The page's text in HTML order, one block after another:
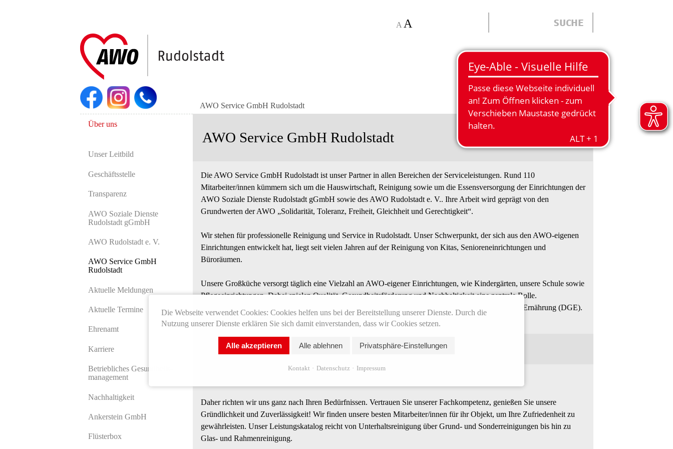
A A
ÜBER UNS
AWO Service GmbH Rudolstadt Kontakt
AWO Service GmbH Rudolstadt
Die AWO Service GmbH Rudolstadt ist unser Partner in allen Bereichen der Serviceleistungen. Rund 110
Mitarbeiter/innen kümmern sich um die Hauswirtschaft, Reinigung sowie um die Essensversorgung der Einrichtungen der
AWO Soziale Dienste Rudolstadt gGmbH sowie des AWO Rudolstadt e. V.. Ihre Arbeit wird geprägt von den
Grundwerten der AWO „Solidarität, Toleranz, Freiheit, Gleichheit und Gerechtigkeit“.
Wir stehen für professionelle Reinigung und Service in Rudolstadt. Unser Schwerpunkt, der sich aus den AWO-eigenen
Einrichtungen entwickelt hat, liegt seit vielen Jahren auf der Reinigung von Kitas, Senioreneinrichtungen und
Büroräumen.
Unsere Großküche versorgt täglich eine Vielzahl an AWO-eigener Einrichtungen, wie Kindergärten, unsere Schule sowie
Pflegeeinrichtungen. Dabei spielen Qualität, Gesundheitsförderung und Nachhaltigkeit eine zentrale Rolle.
Bei der Speiseplangestaltung arbeiten wir nach den Qualitätsstandards der Deutschen Gesellschaft für Ernährung (DGE).
Wir machen saubere Arbeit
Daher richten wir uns ganz nach Ihren Bedürfnissen. Vertrauen Sie unserer Fachkompetenz, genießen Sie unsere
Gründlichkeit und Zuverlässigkeit! Wir finden unsere besten Mitarbeiter/innen für ihr Objekt, um Ihre Zufriedenheit zu
gewährleisten. Unser Leistungskatalog reicht von Unterhaltsreinigung über Grund- und Sonderreinigungen bis hin zu
Glas- und Rahmenreinigung.
Navigation
Über uns
Unser Leitbild
Geschäftsstelle
Transparenz
AWO Soziale Dienste
Rudolstadt gGmbH
AWO Rudolstadt e. V.
AWO Service GmbH
Rudolstadt
Aktuelle Meldungen
Aktuelle Termine
Ehrenamt
Karriere
Betriebliches Gesundheits­
manage­ment
Nachhaltigkeit
Ankerstein GmbH
Flüsterbox
Die Webseite verwendet Cookies: Cookies helfen uns bei der Bereitstellung unserer Dienste. Durch die
Nutzung unserer Dienste erklären Sie sich damit einverstanden, dass wir Cookies setzen.
Alle akzeptieren Alle ablehnen Privatsphäre-Einstellungen
Kontakt Datenschutz Impressum